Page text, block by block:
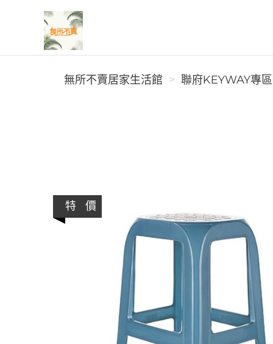
無所不賣居家生活館
無所不賣居家生活館
聯府KEYWAY專區
特 價